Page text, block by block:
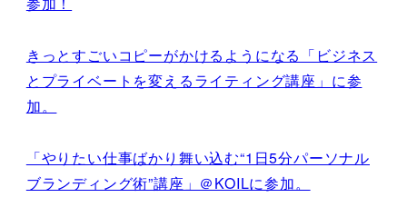
きっとすごいコピーがかけるようになる「ビジネス
とプライベートを変えるライティング講座」に参
加。
「やりたい仕事ばかり舞い込む“1日5分パーソナル
ブランディング術”講座」＠KOILに参加。